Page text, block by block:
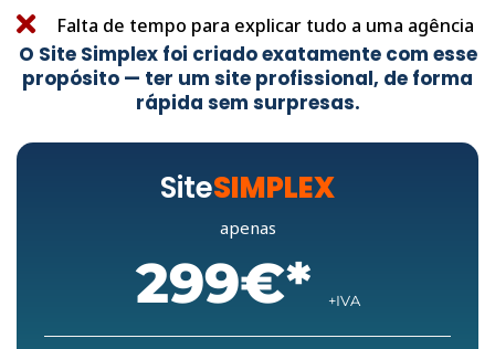
Falta de tempo para explicar tudo a uma agência
O Site Simplex foi criado exatamente com esse
propósito — ter um site profissional, de forma
rápida sem surpresas.
SiteSIMPLEX
apenas
299€* +IVA